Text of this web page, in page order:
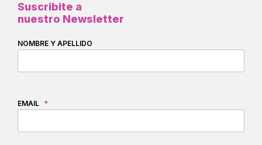
Suscribite a
nuestro Newsletter
NOMBRE Y APELLIDO
EMAIL *